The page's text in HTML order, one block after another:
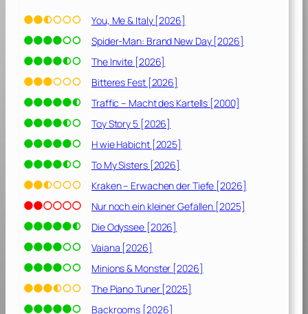
]
You, Me & Italy [2026]
Spider-Man: Brand New Day [2026]
The Invite [2026]
Bitteres Fest [2026]
Traffic – Macht des Kartells [2000]
Toy Story 5 [2026]
H wie Habicht [2025]
To My Sisters [2026]
Kraken – Erwachen der Tiefe [2026]
Nur noch ein kleiner Gefallen [2025]
Die Odyssee [2026]
Vaiana [2026]
Minions & Monster [2026]
The Piano Tuner [2025]
Backrooms [2026]